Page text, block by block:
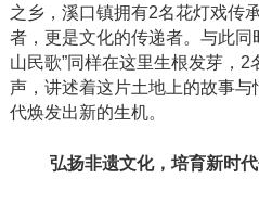
之乡，溪口镇拥有2名花灯戏传
者，更是文化的传递者。与此同
山民歌”同样在这里生根发芽，
声，讲述着这片土地上的故事
代焕发出新的生机。
弘扬非遗文化，培育新时代